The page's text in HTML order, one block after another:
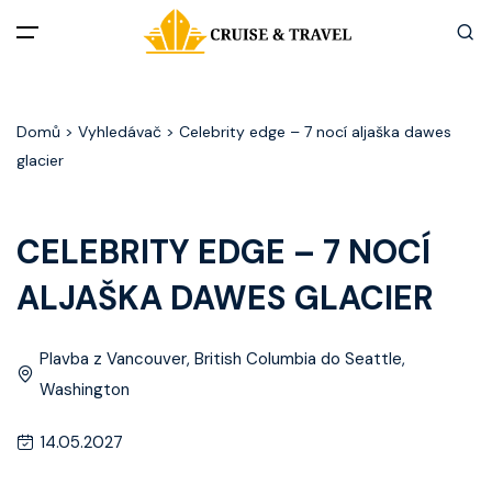
Akční nabídky
Zážitky z plaveb
Často kladené otázky
Články
Domů > Vyhledávač > Celebrity edge – 7 nocí aljaška dawes
glacier
CELEBRITY EDGE – 7 NOCÍ
ALJAŠKA DAWES GLACIER
Plavba z Vancouver, British Columbia do Seattle,
Washington
14.05.2027